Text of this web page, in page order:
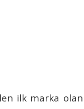
ilk marka